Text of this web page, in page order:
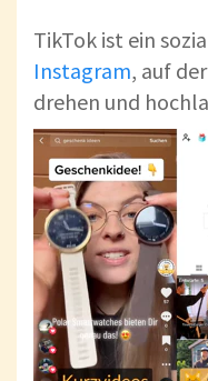
TikTok ist ein
Instagram, auf
drehen und